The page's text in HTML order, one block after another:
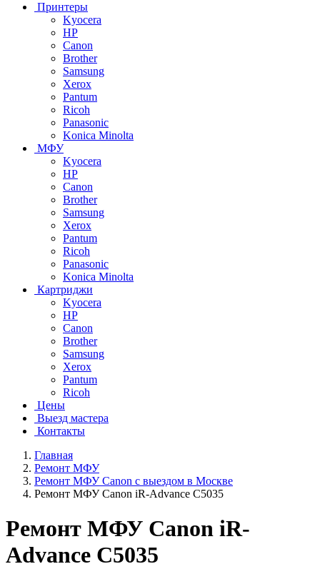
Принтеры
Kyocera
HP
Canon
Brother
Samsung
Xerox
Pantum
Ricoh
Panasonic
Konica Minolta
МФУ
Kyocera
HP
Canon
Brother
Samsung
Xerox
Pantum
Ricoh
Panasonic
Konica Minolta
Картриджи
Kyocera
HP
Canon
Brother
Samsung
Xerox
Pantum
Ricoh
Цены
Выезд мастера
Контакты
Главная
Ремонт МФУ
Ремонт МФУ Canon с выездом в Москве
Ремонт МФУ Canon iR-Advance C5035
Ремонт МФУ Canon iR-
Advance C5035